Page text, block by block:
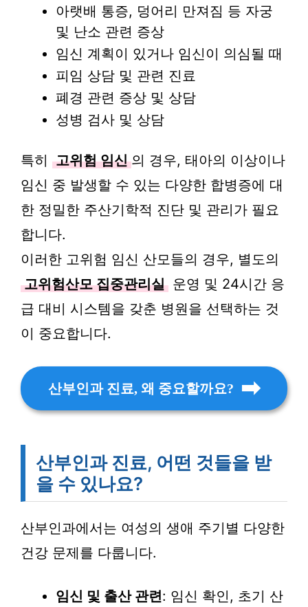
아랫배 통증, 덩어리 만져짐 등 자궁
및 난소 관련 증상
임신 계획이 있거나 임신이 의심될 때
피임 상담 및 관련 진료
폐경 관련 증상 및 상담
성병 검사 및 상담
특히 고위험 임신 의 경우, 태아의 이상이나
임신 중 발생할 수 있는 다양한 합병증에 대
한 정밀한 주산기학적 진단 및 관리가 필요
합니다.
이러한 고위험 임신 산모들의 경우, 별도의
고위험산모 집중관리실 운영 및 24시간 응
급 대비 시스템을 갖춘 병원을 선택하는 것
이 중요합니다.
산부인과 진료, 왜 중요할까요?
산부인과 진료, 어떤 것들을 받
을 수 있나요?
산부인과에서는 여성의 생애 주기별 다양한
건강 문제를 다룹니다.
임신 및 출산 관련: 임신 확인, 초기 산